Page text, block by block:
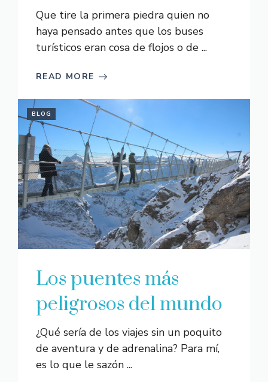
Que tire la primera piedra quien no
haya pensado antes que los buses
turísticos eran cosa de flojos o de ...
READ MORE
BLOG
Los puentes más
peligrosos del mundo
¿Qué sería de los viajes sin un poquito
de aventura y de adrenalina? Para mí,
es lo que le sazón ...